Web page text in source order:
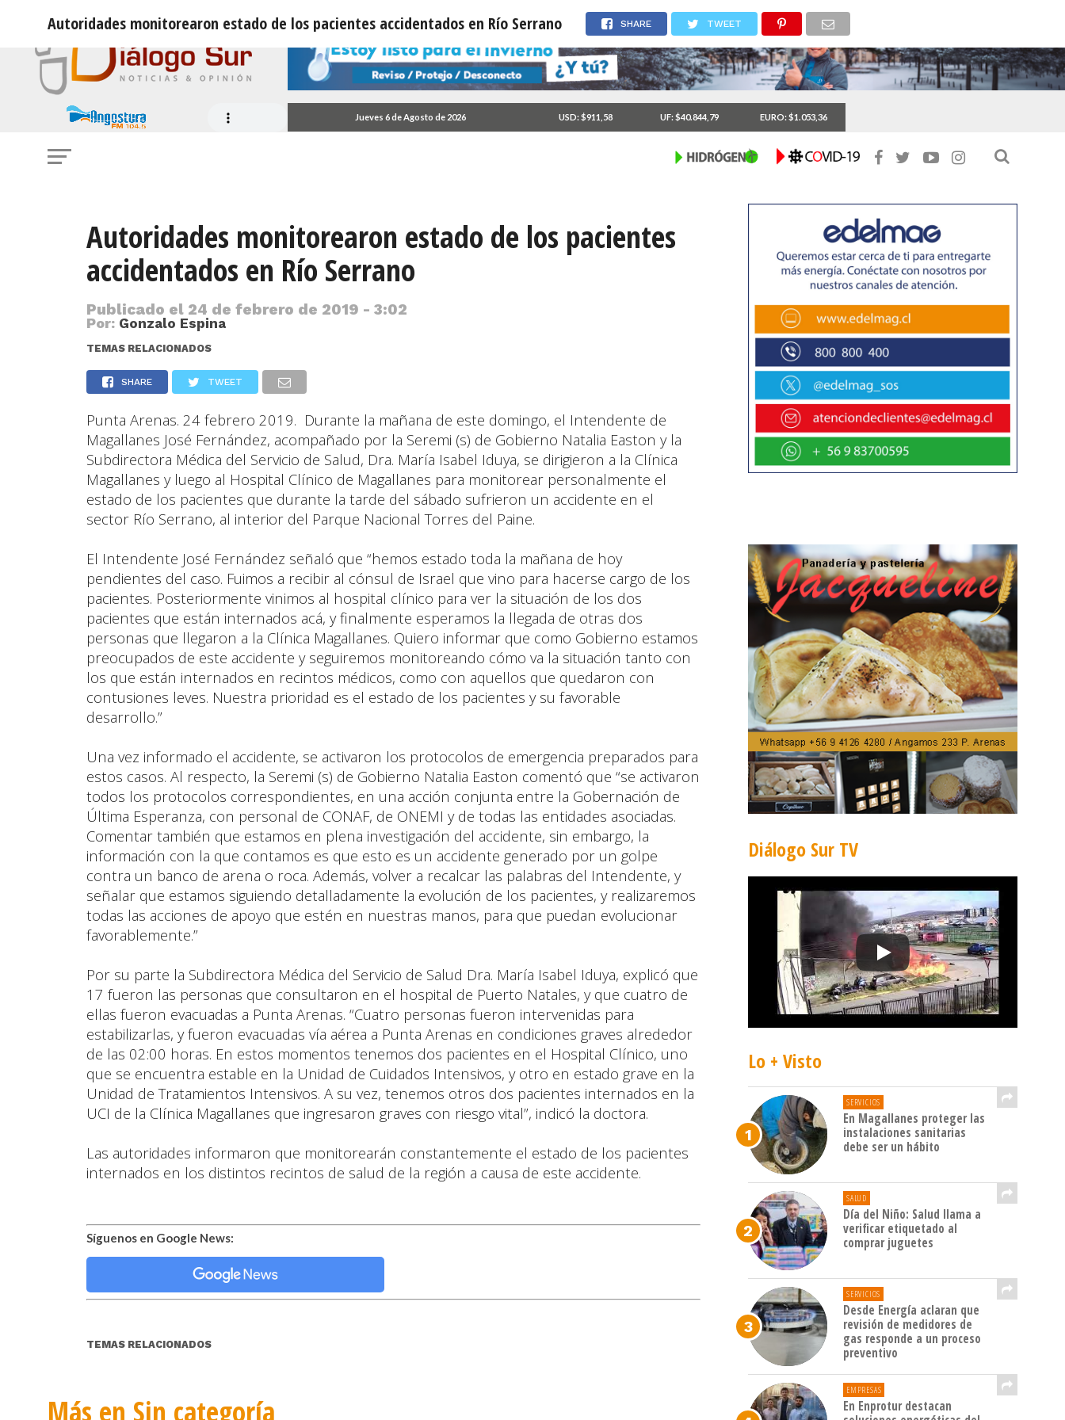
Jueves 6 de Agosto de 2026 USD: $911,58 UF: $40.844,79 EURO: $1.053,36
Autoridades monitorearon estado de los pacientes accidentados en Río Serrano SHARE TWEET
Autoridades monitorearon estado de los pacientes
accidentados en Río Serrano
Publicado el 24 de febrero de 2019 - 3:02
Por: Gonzalo Espina
TEMAS RELACIONADOS
SHARE TWEET
Punta Arenas. 24 febrero 2019. Durante la mañana de este domingo, el Intendente de
Magallanes José Fernández, acompañado por la Seremi (s) de Gobierno Natalia Easton y la
Subdirectora Médica del Servicio de Salud, Dra. María Isabel Iduya, se dirigieron a la Clínica
Magallanes y luego al Hospital Clínico de Magallanes para monitorear personalmente el
estado de los pacientes que durante la tarde del sábado sufrieron un accidente en el
sector Río Serrano, al interior del Parque Nacional Torres del Paine.
El Intendente José Fernández señaló que “hemos estado toda la mañana de hoy
pendientes del caso. Fuimos a recibir al cónsul de Israel que vino para hacerse cargo de los
pacientes. Posteriormente vinimos al hospital clínico para ver la situación de los dos
pacientes que están internados acá, y finalmente esperamos la llegada de otras dos
personas que llegaron a la Clínica Magallanes. Quiero informar que como Gobierno estamos
preocupados de este accidente y seguiremos monitoreando cómo va la situación tanto con
los que están internados en recintos médicos, como con aquellos que quedaron con
contusiones leves. Nuestra prioridad es el estado de los pacientes y su favorable
desarrollo.”
Una vez informado el accidente, se activaron los protocolos de emergencia preparados para
estos casos. Al respecto, la Seremi (s) de Gobierno Natalia Easton comentó que “se activaron
todos los protocolos correspondientes, en una acción conjunta entre la Gobernación de
Última Esperanza, con personal de CONAF, de ONEMI y de todas las entidades asociadas.
Comentar también que estamos en plena investigación del accidente, sin embargo, la
información con la que contamos es que esto es un accidente generado por un golpe
contra un banco de arena o roca. Además, volver a recalcar las palabras del Intendente, y
señalar que estamos siguiendo detalladamente la evolución de los pacientes, y realizaremos
todas las acciones de apoyo que estén en nuestras manos, para que puedan evolucionar
favorablemente.”
Por su parte la Subdirectora Médica del Servicio de Salud Dra. María Isabel Iduya, explicó que
17 fueron las personas que consultaron en el hospital de Puerto Natales, y que cuatro de
ellas fueron evacuadas a Punta Arenas. “Cuatro personas fueron intervenidas para
estabilizarlas, y fueron evacuadas vía aérea a Punta Arenas en condiciones graves alrededor
de las 02:00 horas. En estos momentos tenemos dos pacientes en el Hospital Clínico, uno
que se encuentra estable en la Unidad de Cuidados Intensivos, y otro en estado grave en la
Unidad de Tratamientos Intensivos. A su vez, tenemos otros dos pacientes internados en la
UCI de la Clínica Magallanes que ingresaron graves con riesgo vital”, indicó la doctora.
Las autoridades informaron que monitorearán constantemente el estado de los pacientes
internados en los distintos recintos de salud de la región a causa de este accidente.
Síguenos en Google News:
TEMAS RELACIONADOS
Más en Sin categoría
Diálogo Sur TV
Lo + Visto
SERVICIOS
En Magallanes proteger las
instalaciones sanitarias
debe ser un hábito
SALUD
Día del Niño: Salud llama a
verificar etiquetado al
comprar juguetes
SERVICIOS
Desde Energía aclaran que
revisión de medidores de
gas responde a un proceso
preventivo
EMPRESAS
En Enprotur destacan